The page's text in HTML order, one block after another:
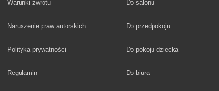
Warunki zwrotu
Naruszenie praw autorskich
Polityka prywatności
Regulamin
Fototapety
Do salonu
Fototapety
Do przedpokoju
Fototapety
Do pokoju dziecka
Fototapety
Do biura